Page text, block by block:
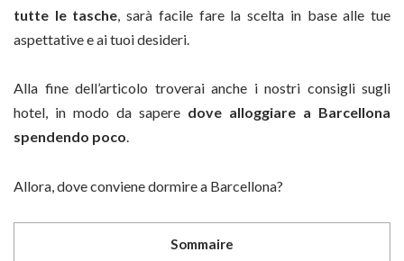
tutte le tasche , sarà facile fare la scelta in base alle tue
aspettative e ai tuoi desideri.
Alla fine dell’articolo troverai anche i nostri consigli sugli
hotel, in modo da sapere dove alloggiare a Barcellona
spendendo poco.
Allora, dove conviene dormire a Barcellona?
Sommaire